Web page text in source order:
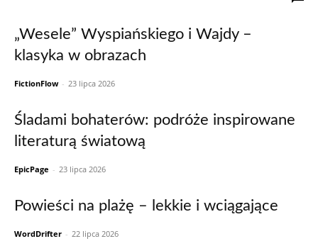
„Wesele” Wyspiańskiego i Wajdy –
klasyka w obrazach
FictionFlow - 23 lipca 2026
Śladami bohaterów: podróże inspirowane
literaturą światową
EpicPage - 23 lipca 2026
Powieści na plażę – lekkie i wciągające
WordDrifter - 22 lipca 2026